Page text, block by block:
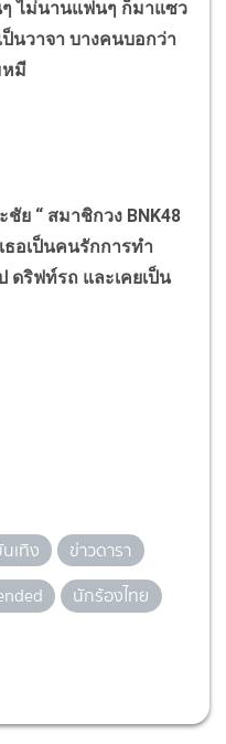
ไม่นานแฟนๆ ก็มาแซว
ป็นวาจา บางคนบอกว่า
หมี
ชัย “ สมาชิกวง BNK48
เธอเป็นคนรักการทำ
ดริฟท์รถ และเคยเป็น
เทิง
ข่าวดารา
นักร้องไทย